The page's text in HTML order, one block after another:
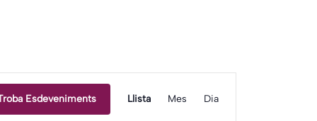
Esdeveniments
de
Llista Mes Dia